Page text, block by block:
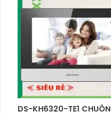
Ethernet. Sản phẩm này
tiện mà còn đảm bảo độ
an ninh của bạn.
DS-KH6320-TE1